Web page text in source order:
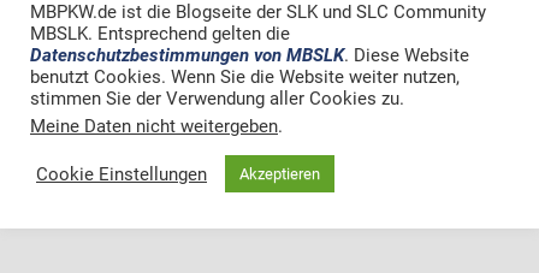
MBPKW.de ist die Blogseite der SLK und SLC Community
MBSLK. Entsprechend gelten die
Datenschutzbestimmungen von MBSLK. Diese Website
benutzt Cookies. Wenn Sie die Website weiter nutzen,
stimmen Sie der Verwendung aller Cookies zu.
Meine Daten nicht weitergeben.
Cookie Einstellungen Akzeptieren